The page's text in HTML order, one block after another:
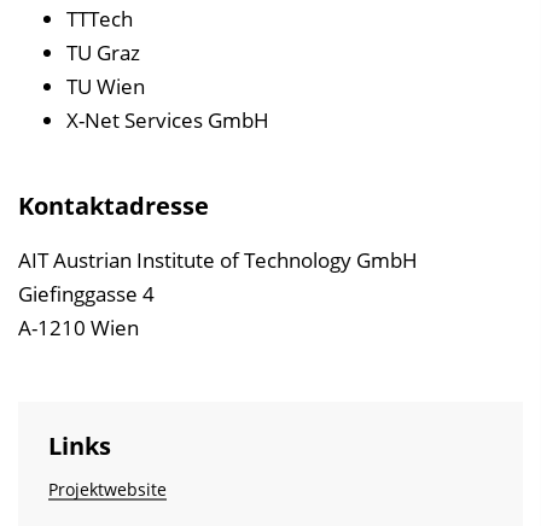
TTTech
TU Graz
TU Wien
X-Net Services GmbH
Kontaktadresse
AIT Austrian Institute of Technology GmbH
Giefinggasse 4
A-1210 Wien
Links
Projektwebsite